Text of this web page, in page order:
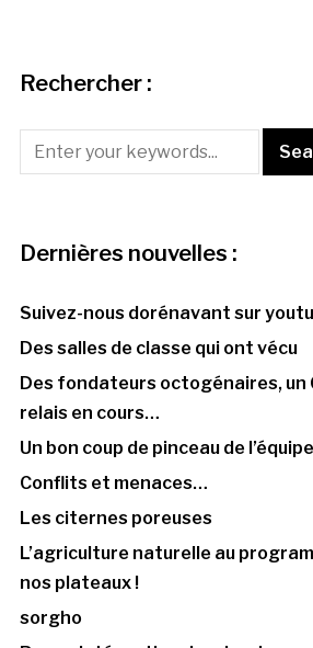
Rechercher :
Dernières nouvelles :
Suivez-nous dorénavant sur
Des salles de classe qui ont vécu
Des fondateurs octogénaires, un
relais en cours…
Un bon coup de pinceau de
Conflits et menaces…
Les citernes poreuses
L’agriculture naturelle au
nos plateaux !
sorgho